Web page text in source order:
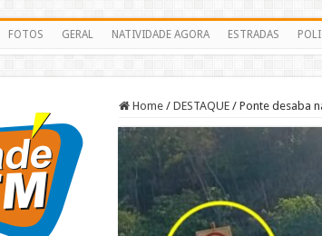
FOTOS GERAL NATIVIDADE AGORA ESTRADAS
Home / DESTAQUE / Ponte desaba